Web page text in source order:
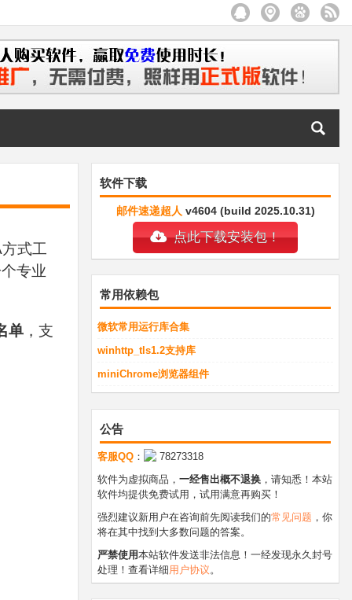
软件下载
邮件速递超人 v4604 (build 2025.10.31)
点此下载安装包！
常用依赖包
微软常用运行库合集
winhttp_tls1.2支持库
miniChrome浏览器组件
公告
客服QQ ：
78273318
软件为虚拟商品， 一经售出概不退换 ，请知悉！本站
软件均提供免费试用，试用满意再购买！
强烈建议新用户在咨询前先阅读我们的常见问题 ，你
将在其中找到大多数问题的答案。
严禁使用本站软件发送非法信息！一经发现永久封号
处理！查看详细用户协议 。
式工
专业
单 ，支